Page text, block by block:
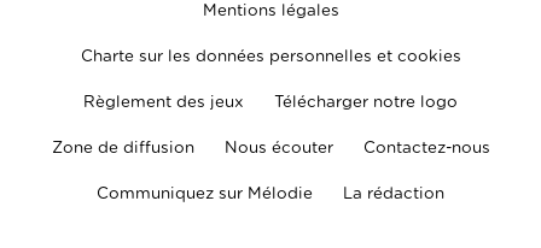
Mentions légales
Charte sur les données personnelles et cookies
Règlement des jeux Télécharger notre logo
Zone de diffusion Nous écouter Contactez-nous
Communiquez sur Mélodie La rédaction